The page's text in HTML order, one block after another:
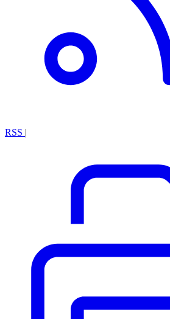
RSS |